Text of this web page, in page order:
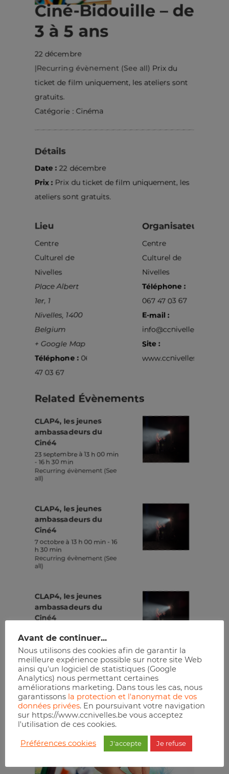
Ciné-Bidouille – de
3 à 5 ans
22 décembre
|Recurring évènement (See all) Prix du
ticket de film uniquement, les ateliers sont
gratuits.
Catégorie : Cinéma
Détails
Date : 22 décembre
Prix : Prix du ticket de film uniquement, les
ateliers sont gratuits.
Lieu
Centre
Culturel de
Nivelles
Place Albert
1er, 1
Nivelles 1400
Belgium
+ Google Map
Téléphone : 067
47 03 67
Organisateur
Centre
Culturel de
Nivelles
Téléphone :
067 47 03 67
E-mail :
info@ccnivelles.be
Site :
www.ccnivelles.be
Related Évènements
CLAP4, les jeunes
ambassadeurs du
Ciné4
23 septembre à 13 h 00 min
- 16 h 30 min
Recurring évènement (See
all)
CLAP4, les jeunes
ambassadeurs du
Ciné4
7 octobre à 13 h 00 min - 16
h 30 min
Recurring évènement (See
all)
CLAP4, les jeunes
ambassadeurs du
Ciné4
h 30 min
Recurring évènement (See
all)
Réserver
Avant de continuer...
Nous utilisons des cookies afin de garantir la
meilleure expérience possible sur notre site Web
ainsi qu'un logiciel de statistiques (Google
Analytics) nous permettant certaines
améliorations marketing. Dans tous les cas, nous
garantissons la protection et l'anonymat de vos
données privées. En poursuivant votre navigation
sur https://www.ccnivelles.be vous acceptez
l'utilisation de ces cookies.
Préférences cookies J'accepte Je refuse